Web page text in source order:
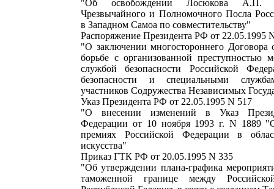
"Об освобождении Лосюкова А.П.
Чрезвычайного и Полномочного Посла
в Западном Самоа по совместительству"
Распоряжение Президента РФ от 22.05.1995
"О заключении многостороннего Договора
борьбе с организованной преступностью
службой безопасности Российской
безопасности и специальными
участников Содружества Независимых
Указ Президента РФ от 22.05.1995 N 517
"О внесении изменений в Указ
Федерации от 10 ноября 1993 г. N 1889
премиях Российской Федерации в
искусства"
Приказ ГТК РФ от 20.05.1995 N 335
"Об утверждении плана-графика
таможенной границе между